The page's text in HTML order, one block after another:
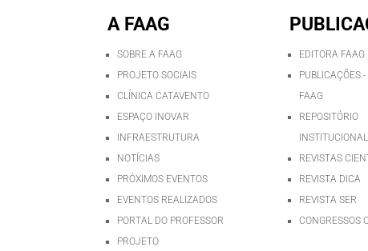
A FAAG
SOBRE A FAAG
PROJETO SOCIAIS
CLÍNICA CATAVENTO
ESPAÇO INOVAR
INFRAESTRUTURA
NOTÍCIAS
PRÓXIMOS EVENTOS
EVENTOS REALIZADOS
PORTAL DO PROFESSOR
PROJETO
EDITORA FAAG
PUBLICAÇÕES
FAAG
REPOSITÓRIO
INSTITUCIONAL
REVISTAS
REVISTA DICA
REVISTA SER
CONGRESSOS